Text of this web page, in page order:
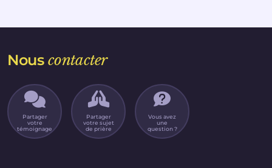
Nouscontacter
Partager
votre
témoignage
Partager
votre sujet
de prière
Vous avez
une
question ?